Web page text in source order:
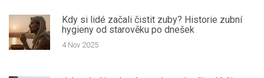
Kdy si lidé začali čistit zuby? Historie zubní
hygieny od starověku po dnešek
4 Nov 2025